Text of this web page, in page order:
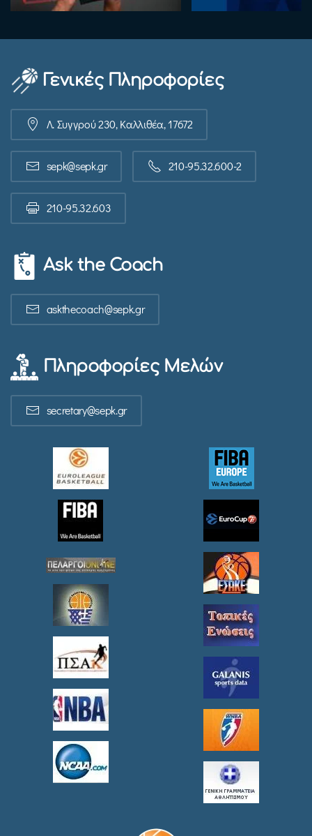
Γενικές Πληροφορίες
Λ. Συγγρού 230, Καλλιθέα, 17672
sepk@sepk.gr 210-95.32.600-2
210-95.32.603
Ask the Coach
askthecoach@sepk.gr
Πληροφορίες Μελών
secretary@sepk.gr